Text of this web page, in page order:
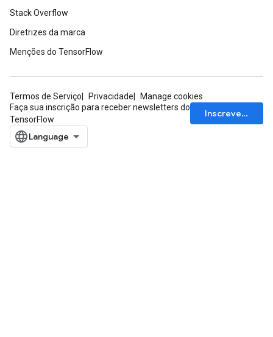
Stack Overflow
Diretrizes da marca
Menções do TensorFlow
Termos de Serviço Privacidade
Manage cookies
Faça sua inscrição para receber newsletters do
TensorFlow
Inscrever-se